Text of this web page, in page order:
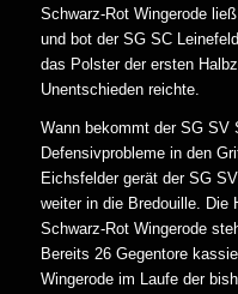
Schwarz-Rot Wingerode
und bot der SG SC
das Polster der ersten
Unentschieden reichte.
Wann bekommt der SG SV
Defensivprobleme in den
Eichsfelder gerät der SG
weiter in die Bredouille. Die
Schwarz-Rot Wingerode
Bereits 26 Gegentore
Wingerode im Laufe der